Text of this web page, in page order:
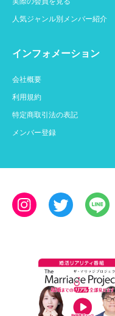
人気ジャンル別メンバー紹介
インフォメーション
会社概要
利用規約
特定商取引法の表記
メンバー登録